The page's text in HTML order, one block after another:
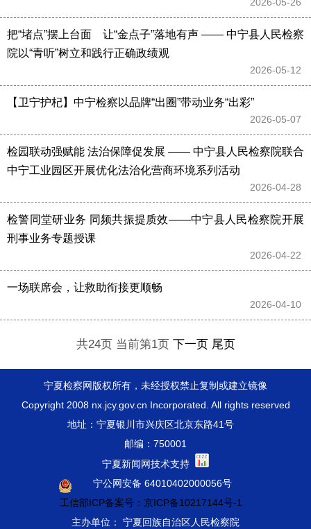
把“堵点”摆上台面    让“金点子”落地有声 —— 中宁县人民检察
院以“青听”树立和践行正确政绩观
2026-05-12
【卫宁护杞】中宁检察以品牌“出圈”带动业务“出彩”
2026-05-07
检园联动强赋能 法治保障促发展 —— 中宁县人民检察院联合
中宁工业园区开展优化法治化营商环境系列活动
2026-04-28
检警同堂研业务 同频共振提质效——中宁县人民检察院开展
刑事业务专题授课
2026-04-22
一场联席会，让救助衔接更顺畅
2026-04-10
共24页 当前第1页 下一页 尾页
宁夏检察网版权所有，未经授权禁止复制或建立镜像
Copyright 2008 nx.jcy.gov.cn Incorporated. All rights reserved
地址：宁夏银川市兴庆区北京东路41号
邮编：750001
宁夏新闻网技术支持
宁公网安备 64010402000056号
工信部ICP备案号：京ICP备10217144号-1
主办单位： 宁夏回族自治区人民检察院